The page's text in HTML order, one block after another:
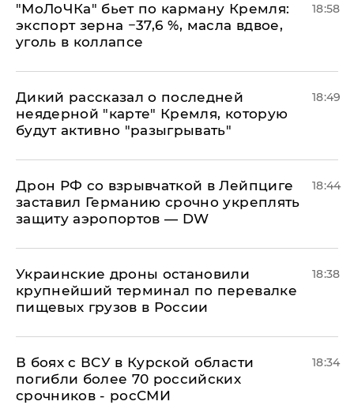
​"МоЛоЧКа" бьет по карману Кремля:
экспорт зерна −37,6 %, масла вдвое,
уголь в коллапсе
18:58
Дикий рассказал о последней
неядерной "карте" Кремля, которую
будут активно "разыгрывать"
18:49
​Дрон РФ со взрывчаткой в Лейпциге
заставил Германию срочно укреплять
защиту аэропортов — DW
18:44
Украинские дроны остановили
крупнейший терминал по перевалке
пищевых грузов в России
18:38
В боях с ВСУ в Курской области
погибли более 70 российских
срочников - росСМИ
18:34